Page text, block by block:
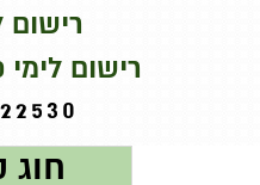
רישום
רישום
חוג